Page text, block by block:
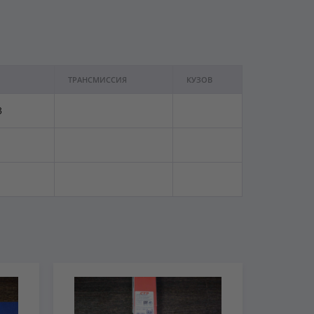
ТРАНСМИССИЯ КУЗОВ